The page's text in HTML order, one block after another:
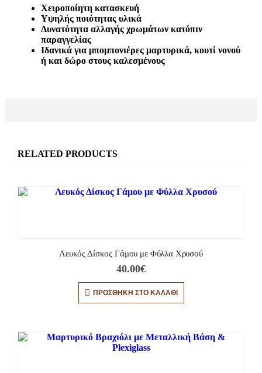
Χειροποίητη κατασκευή
Υψηλής ποιότητας υλικά
Δυνατότητα αλλαγής χρωμάτων κατόπιν
παραγγελίας
Ιδανικά για μπομπονιέρες μαρτυρικά, κουτί νονού
ή και δώρο στους καλεσμένους
RELATED PRODUCTS
Λευκός Δίσκος Γάμου με Φύλλα Χρυσού
40.00€
ΠΡΟΣΘΉΚΗ ΣΤΟ ΚΑΛΆΘΙ